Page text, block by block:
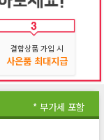
결합상품 가입 시
사은품 최대지급
* 부가세 포함